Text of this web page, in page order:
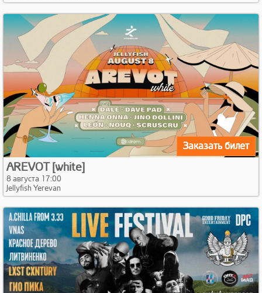
Заказать билет
AREVOT [white]
8 августа 17:00
Jellyfish Yerevan